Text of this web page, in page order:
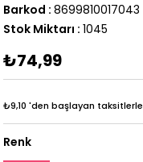
Barkod : 8699810017043
Stok Miktarı : 1045
₺74,99
₺9,10 'den başlayan taksitlerle
Renk